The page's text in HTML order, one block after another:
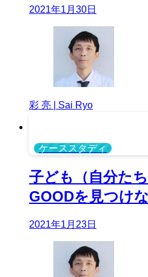
2021年1月30日
彩 亮 | Sai Ryo
ケーススタディ
子ども（自分た
GOODを見つけ
2021年1月23日